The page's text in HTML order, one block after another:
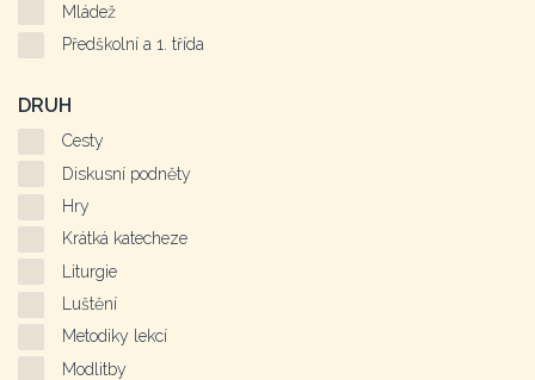
Mládež
Předškolní a 1. třída
DRUH
Cesty
Diskusní podněty
Hry
Krátká katecheze
Liturgie
Luštění
Metodiky lekcí
Modlitby